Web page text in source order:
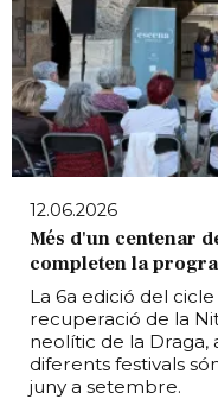
12.06.2026
Més d'un centenar
completen la
La 6a edició del
recuperació de la
neolític de la Draga,
diferents festivals
juny a setembre.